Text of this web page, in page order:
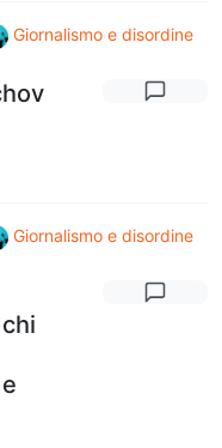
Giornalismo e disordine
Giornalismo e disordine